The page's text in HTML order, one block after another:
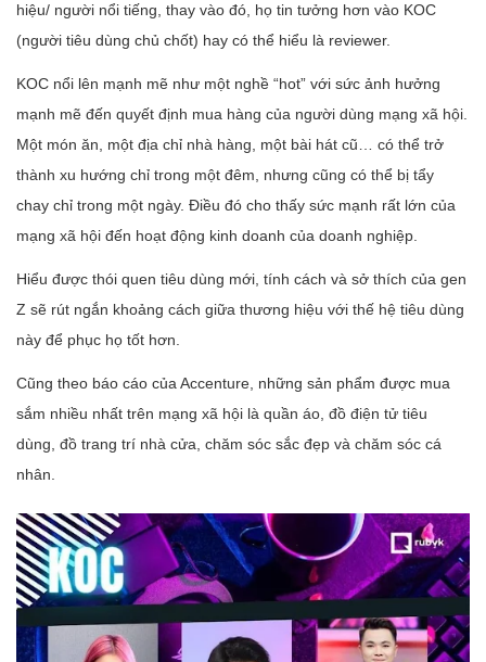
hiệu/ người nổi tiếng, thay vào đó, họ tin tưởng hơn vào KOC
(người tiêu dùng chủ chốt) hay có thể hiểu là reviewer.
KOC nổi lên mạnh mẽ như một nghề “hot” với sức ảnh hưởng
mạnh mẽ đến quyết định mua hàng của người dùng mạng xã hội.
Một món ăn, một địa chỉ nhà hàng, một bài hát cũ… có thể trở
thành xu hướng chỉ trong một đêm, nhưng cũng có thể bị tẩy
chay chỉ trong một ngày. Điều đó cho thấy sức mạnh rất lớn của
mạng xã hội đến hoạt động kinh doanh của doanh nghiệp.
Hiểu được thói quen tiêu dùng mới, tính cách và sở thích của gen
Z sẽ rút ngắn khoảng cách giữa thương hiệu với thế hệ tiêu dùng
này để phục họ tốt hơn.
Cũng theo báo cáo của Accenture, những sản phẩm được mua
sắm nhiều nhất trên mạng xã hội là quần áo, đồ điện tử tiêu
dùng, đồ trang trí nhà cửa, chăm sóc sắc đẹp và chăm sóc cá
nhân.